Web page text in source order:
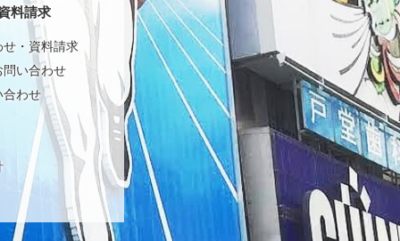
料請求
・資料請求
問い合わせ
合わせ